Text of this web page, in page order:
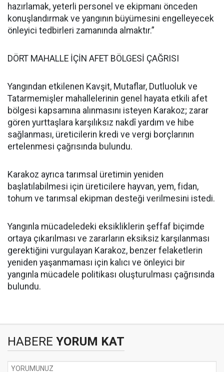
hazırlamak, yeterli personel ve ekipmanı önceden
konuşlandırmak ve yangının büyümesini engelleyecek
önleyici tedbirleri zamanında almaktır.”
DÖRT MAHALLE İÇİN AFET BÖLGESİ ÇAĞRISI
Yangından etkilenen Kavşit, Mutaflar, Dutluoluk ve
Tatarmemişler mahallelerinin genel hayata etkili afet
bölgesi kapsamına alınmasını isteyen Karakoz; zarar
gören yurttaşlara karşılıksız nakdî yardım ve hibe
sağlanması, üreticilerin kredi ve vergi borçlarının
ertelenmesi çağrısında bulundu.
Karakoz ayrıca tarımsal üretimin yeniden
başlatılabilmesi için üreticilere hayvan, yem, fidan,
tohum ve tarımsal ekipman desteği verilmesini istedi.
Yangınla mücadeledeki eksikliklerin şeffaf biçimde
ortaya çıkarılması ve zararların eksiksiz karşılanması
gerektiğini vurgulayan Karakoz, benzer felaketlerin
yeniden yaşanmaması için kalıcı ve önleyici bir
yangınla mücadele politikası oluşturulması çağrısında
bulundu.
HABERE YORUM KAT